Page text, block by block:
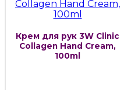
Крем для рук 3W Clinic
Collagen Hand Cream,
100ml